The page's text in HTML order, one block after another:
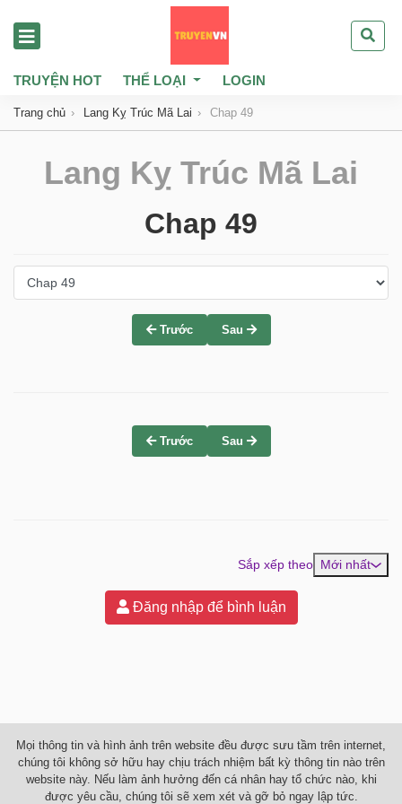
TRUYỆN HOT THỂ LOẠI LOGIN
Trang chủ Lang Kỵ Trúc Mã Lai Chap 49
Lang Kỵ Trúc Mã Lai
Chap 49
Trước Sau
Trước Sau
Sắp xếp theo Mới nhất
Đăng nhập để bình luận
Mọi thông tin và hình ảnh trên website đều được sưu tầm trên internet,
chúng tôi không sở hữu hay chịu trách nhiệm bất kỳ thông tin nào trên
website này. Nếu làm ảnh hưởng đến cá nhân hay tổ chức nào, khi
được yêu cầu, chúng tôi sẽ xem xét và gỡ bỏ ngay lập tức.